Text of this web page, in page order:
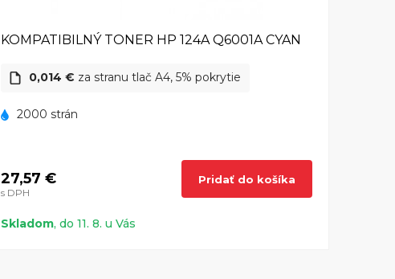
KOMPATIBILNÝ TONER HP 124A Q6001A CYAN
0,014 € za stranu tlač A4, 5% pokrytie
2000 strán
27,57 €
s DPH
Pridať do košíka
Skladom, do 11. 8. u Vás